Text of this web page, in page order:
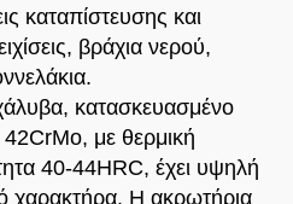
καταπίστευσης και
βράχια νερού,
κατασκευασμένο
με θερμική
40-44HRC, έχει υψηλή
χαρακτήρα. Η ακρωτήρια